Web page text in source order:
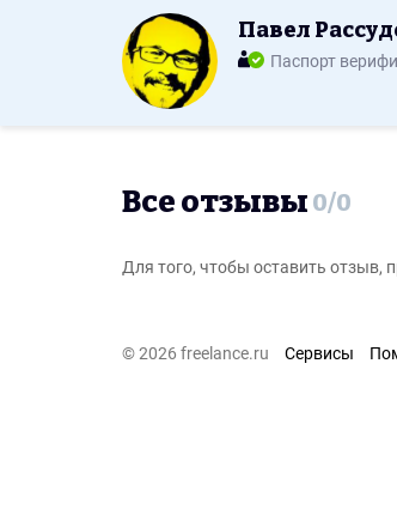
Павел
Паспорт
Все отзывы 0/0
Для того, чтобы оставить отзыв,
© 2026 freelance.ru Сервисы